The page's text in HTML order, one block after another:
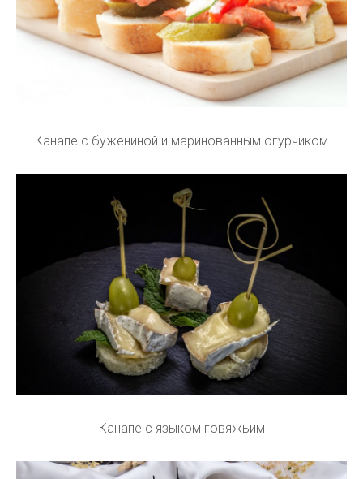
Канапе с бужениной и маринованным огурчиком
Канапе с языком говяжьим